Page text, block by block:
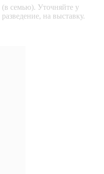
семью). Уточняйте у
на выставку.